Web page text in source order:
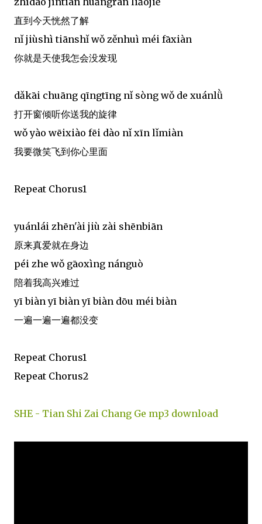
直到今天恍然了解
nǐ jiùshì tiānshǐ wǒ zěnhuì méi fāxiàn
你就是天使我怎会没发现
dǎkāi chuāng qīngtīng nǐ sòng wǒ de xuánlǜ
打开窗倾听你送我的旋律
wǒ yào wēixiào fēi dào nǐ xīn lǐmiàn
我要微笑飞到你心里面
Repeat Chorus1
yuánlái zhēn'ài jiù zài shēnbiān
原来真爱就在身边
péi zhe wǒ gāoxìng nánguò
陪着我高兴难过
yī biàn yī biàn yī biàn dōu méi biàn
一遍一遍一遍都没变
Repeat Chorus1
Repeat Chorus2
SHE - Tian Shi Zai Chang Ge mp3 download